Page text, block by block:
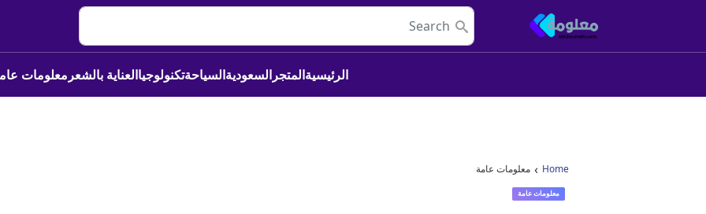
Main Navigation
الرئيسيةالمتجرالسعوديةالسياحةتكنولوجياالعناية بالشعر معلومات
Home
› معلومات عامة
معلومات عامة